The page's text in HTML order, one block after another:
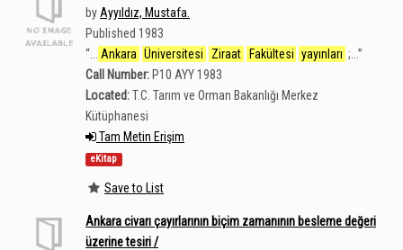
by Ayyıldız, Mustafa.
Published 1983
“
Ankara Üniversitesi Ziraat Fakültesi yayınları ;... ”
Call Number: P10 AYY 1983
Located:T.C. Tarım ve Orman Bakanlığı Merkez
Kütüphanesi
Tam Metin Erişim
eKitap
Save to List
Ankara civarı çayırlarının biçim zamanının besleme değeri
üzerine tesiri /